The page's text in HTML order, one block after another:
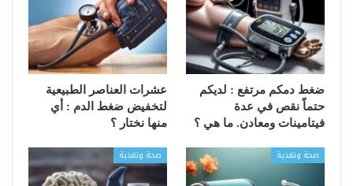
ضغط دمكم مرتفع : لديكم
حتماّ نقص في عدة
فيتامينات ومعادن. ما هي ؟
عشرات العناصر الطبيعية
لتخفيض ضغط الدم : أي
منها نختار ؟
صحة وتغذية صحة وتغذية